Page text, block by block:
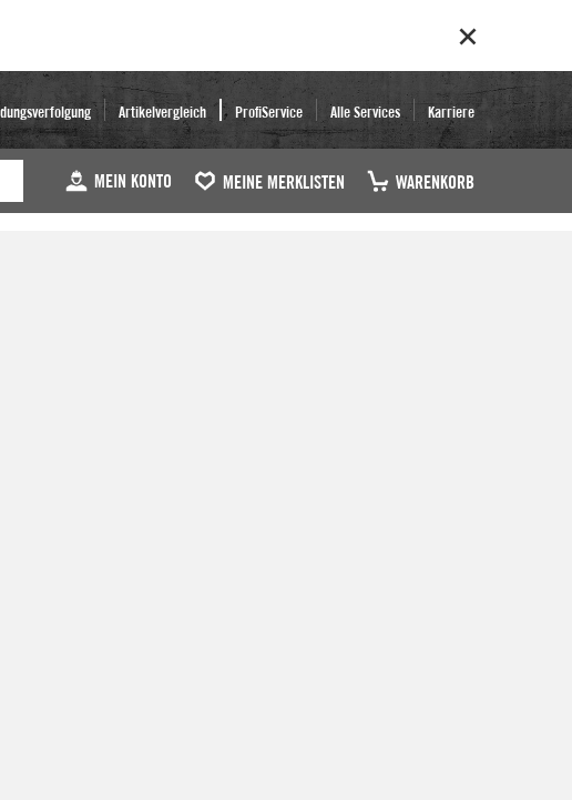
Artikelvergleich ProfiService Alle Services Karriere
MEIN KONTO MEINE MERKLISTEN WARENKORB